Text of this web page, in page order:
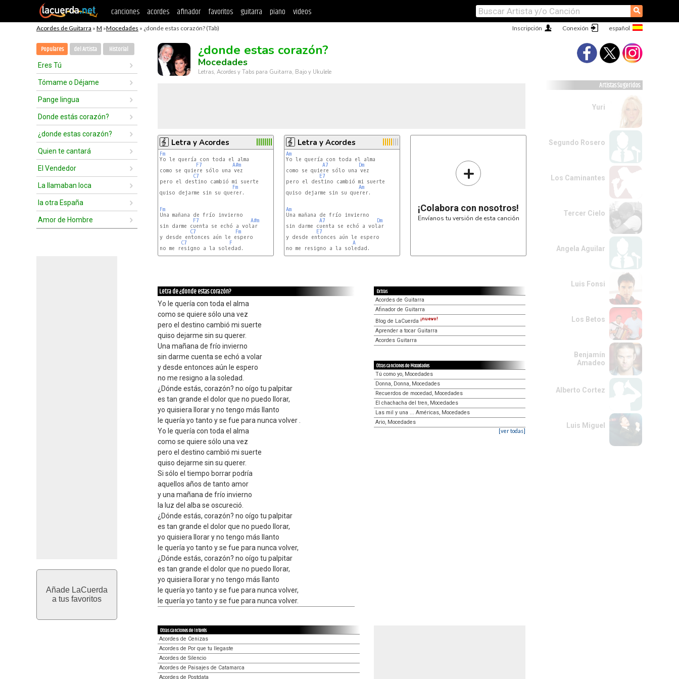
canciones acordes afinador favoritos guitarra piano videos ⚲
Acordes de Guitarra » M »Mocedades » ¿donde estas corazón? (Tab) Conexión
Inscripción
Populares del Artista Historial
Eres Tú
Tómame o Déjame
Pange lingua
Donde estás corazón?
¿donde estas corazón?
Quien te cantará
El Vendedor
La llamaban loca
la otra España
Amor de Hombre
Añade LaCuerda
a tus favoritos
¿donde estas corazón?
Mocedades
Letras, Acordes y Tabs para Guitarra, Bajo y Ukulele
Letra y Acordes
Fm
F7
A#m
como se quiere sólo una vez
C7
pero el destino cambió mi suerte
Fm
quiso dejarme sin su querer.
Fm
F7
A#m
sin darme cuenta se echó a volar
C7
Fm
y desde entonces aún le espero
C7
F
no me resigno a la soledad.
Letra y Acordes
Am
A7
Dm
como se quiere sólo una vez
E7
pero el destino cambió mi suerte
Am
quiso dejarme sin su querer.
Am
Una mañana de frío invierno
A7
Dm
sin darme cuenta se echó a volar
E7
y desde entonces aún le espero
A
no me resigno a la soledad.
+
¡Colabora con nosotros!
Envíanos tu versión de esta canción
Letra de ¿donde estas corazón?
Yo le quería con toda el alma
como se quiere sólo una vez
pero el destino cambió mi suerte
quiso dejarme sin su querer.
Una mañana de frío invierno
sin darme cuenta se echó a volar
y desde entonces aún le espero
no me resigno a la soledad.
¿Dónde estás, corazón? no oígo tu palpitar
es tan grande el dolor que no puedo llorar,
yo quisiera llorar y no tengo más llanto
le quería yo tanto y se fue para nunca volver .
Yo le quería con toda el alma
como se quiere sólo una vez
pero el destino cambió mi suerte
quiso dejarme sin su querer.
Si sólo el tiempo borrar podría
aquellos años de tanto amor
y una mañana de frío invierno
la luz del alba se oscureció.
¿Dónde estás, corazón? no oígo tu palpitar
es tan grande el dolor que no puedo llorar,
yo quisiera llorar y no tengo más llanto
le quería yo tanto y se fue para nunca volver,
¿Dónde estás, corazón? no oígo tu palpitar
es tan grande el dolor que no puedo llorar,
yo quisiera llorar y no tengo más llanto
le quería yo tanto y se fue para nunca volver,
le quería yo tanto y se fue para nunca volver.
Extras
Acordes de Guitarra
Afinador de Guitarra
Blog de LaCuerda ¡nuevo!
Aprender a tocar Guitarra
Acordes Guitarra
Otras canciones de Mocedades
Tú como yo, Mocedades
Donna, Donna, Mocedades
Recuerdos de mocedad, Mocedades
El chachacha del tren, Mocedades
Las mil y una ... Américas, Mocedades
Ario, Mocedades
[ver todas]
Otras canciones de interés
Acordes de Cenizas
Acordes de Por que tu llegaste
Acordes de Silencio
Acordes de Paisajes de Catamarca
Acordes de Postdata
Artistas Sugeridos
Yuri
Segundo Rosero
Los Caminantes
Tercer Cielo
Angela Aguilar
Luis Fonsi
Los Betos
Benjamín
Amadeo
Alberto Cortez
Luis Miguel